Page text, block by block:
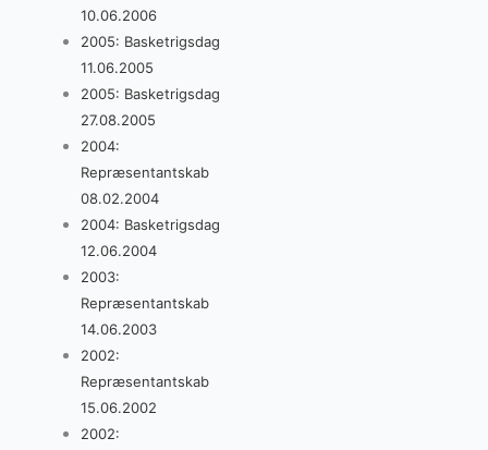
10.06.2006
2005: Basketrigsdag
11.06.2005
2005: Basketrigsdag
27.08.2005
2004:
Repræsentantskab
08.02.2004
2004: Basketrigsdag
12.06.2004
2003:
Repræsentantskab
14.06.2003
2002:
Repræsentantskab
15.06.2002
2002: